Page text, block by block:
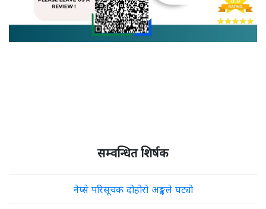
सम्वन्धित शिर्षक
नेप्से परिसूचक दोहोरो अङ्कले घट्यो